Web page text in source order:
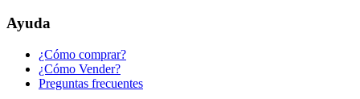
Ayuda
¿Cómo comprar?
¿Cómo Vender?
Preguntas frecuentes